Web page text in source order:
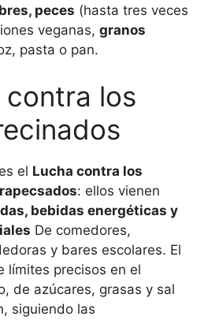
peces (hasta tres veces
veganas, granos
pasta o pan.
contra los
el Lucha contra los
: ellos vienen
bebidas energéticas y
De comedores,
y bares escolares. El
límites precisos en el
de azúcares, grasas y sal
siguiendo las